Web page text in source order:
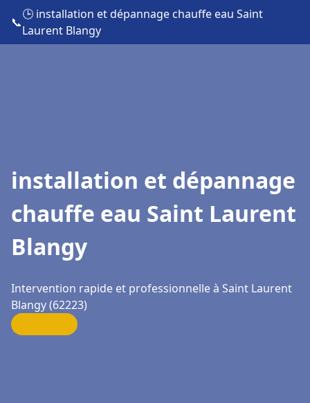
📞
🕒 installation et dépannage chauffe eau Saint
Laurent Blangy
installation et dépannage
chauffe eau Saint Laurent
Blangy
Intervention rapide et professionnelle à Saint Laurent
Blangy (62223)